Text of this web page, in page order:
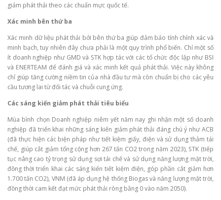
giảm phát thải theo các chuẩn mực quốc tế.
Xác minh bên thứ ba
Xác minh dữ liệu phát thải bởi bên thứ ba giúp đảm bảo tính chính xác và
minh bạch, tuy nhiên đây chưa phải là một quy trình phổ biến. Chỉ một số
ít doanh nghiệp như GMD và STK hợp tác với các tổ chức độc lập như BSI
và ENERTEAM để đánh giá và xác minh kết quả phát thải. Việc này không
chỉ giúp tăng cường niềm tin của nhà đầu tư mà còn chuẩn bị cho các yêu
cầu tương lai từ đối tác và chuỗi cung ứng.
Các sáng kiến giảm phát thải tiêu biểu
Mùa bình chọn Doanh nghiệp niêm yết năm nay ghi nhận một số doanh
nghiệp đã triển khai những sáng kiến giảm phát thải đáng chú ý như ACB
(đã thực hiện các biện pháp như tiết kiệm giấy, điện và sử dụng thảm tái
chế, giúp cắt giảm tổng cộng hơn 267 tấn CO2 trong năm 2023), STK (tiếp
tục nâng cao tỷ trọng sử dụng sợi tái chế và sử dụng năng lượng mặt trời,
đồng thời triển khai các sáng kiến tiết kiệm điện, góp phần cắt giảm hơn
1.700 tấn CO2), VNM (đã áp dụng hệ thống Biogas và năng lượng mặt trời,
đồng thời cam kết đạt mức phát thải ròng bằng 0 vào năm 2050).